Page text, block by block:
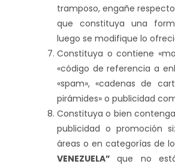
tramposo, engañe
que constituya una
luego se modifique lo
Constituya o contiene
«código de referencia a
«spam», «cadenas de
pirámides» o publicidad
Constituya o bien
publicidad o promoción
áreas o en categorías de
VENEZUELA”que no